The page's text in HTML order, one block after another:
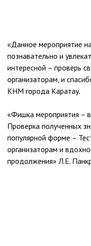
«Данное мероприятие
познавательно и
интересной – проверь
организаторам, и
КНМ города Каратау.
«Фишка мероприятия –
Проверка полученных
популярной форме –
организаторам и
продолжения» Л.Е.